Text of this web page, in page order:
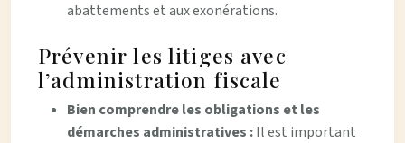
abattements et aux exonérations.
Prévenir les litiges avec
l’administration fiscale
Bien comprendre les obligations et les
démarches administratives :Il est important